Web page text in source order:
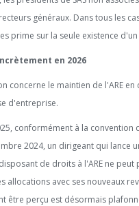
généraux. Dans tous les
prime sur la seule existence
en 2026
concerne le maintien de l'ARE en
d'entreprise.
conformément à la convention
2024, un dirigeant qui lance
de droits à l'ARE ne peut
allocations avec ses nouveaux
être perçu est désormais